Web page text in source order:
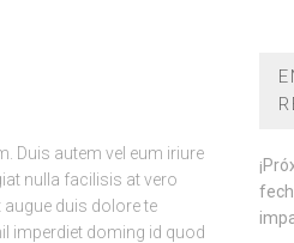
Duis autem vel eum iriure
nulla facilisis at vero
duis dolore te
imperdiet doming id quod